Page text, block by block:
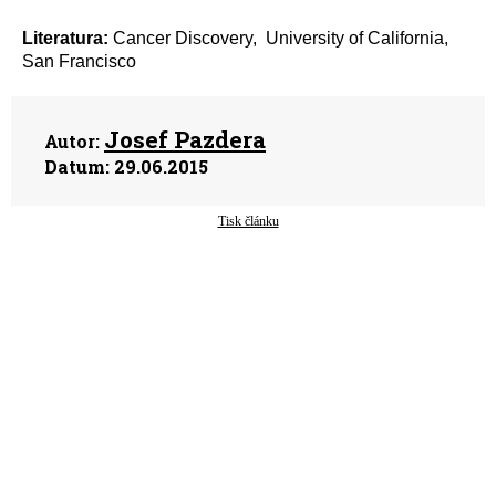
Literatura: Cancer Discovery, University of California,
San Francisco
Autor: Josef Pazdera
Datum: 29.06.2015
Tisk článku